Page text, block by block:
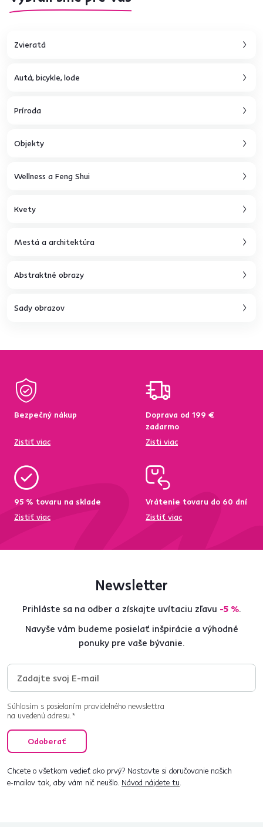
Zvieratá
Autá, bicykle, lode
Príroda
Objekty
Wellness a Feng Shui
Kvety
Mestá a architektúra
Abstraktné obrazy
Sady obrazov
Bezpečný nákup
Zistiť viac
Doprava od 199 €
zadarmo
Zisti viac
95 % tovaru na sklade
Zistiť viac
Vrátenie tovaru do 60 dní
Zistiť viac
Newsletter
Prihláste sa na odber a získajte uvítaciu zľavu -5 %.
Navyše vám budeme posielať inšpirácie a výhodné
ponuky pre vaše bývanie.
Súhlasím s posielaním pravidelného newslettra
na uvedenú adresu.*
Odoberať
Chcete o všetkom vedieť ako prvý? Nastavte si doručovanie našich
e‑mailov tak, aby vám nič neušlo. Návod nájdete tu.